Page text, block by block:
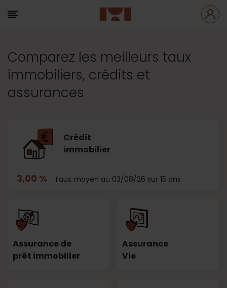
Comparez les meilleurs taux
immobiliers, crédits et
assurances
Crédit
immobilier
3,00 % Taux moyen au 03/08/26 sur 15 ans
Assurance de
prêt immobilier
Assurance
Vie